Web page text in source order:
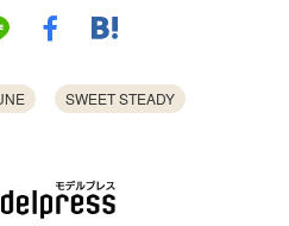
SWEET STEADY